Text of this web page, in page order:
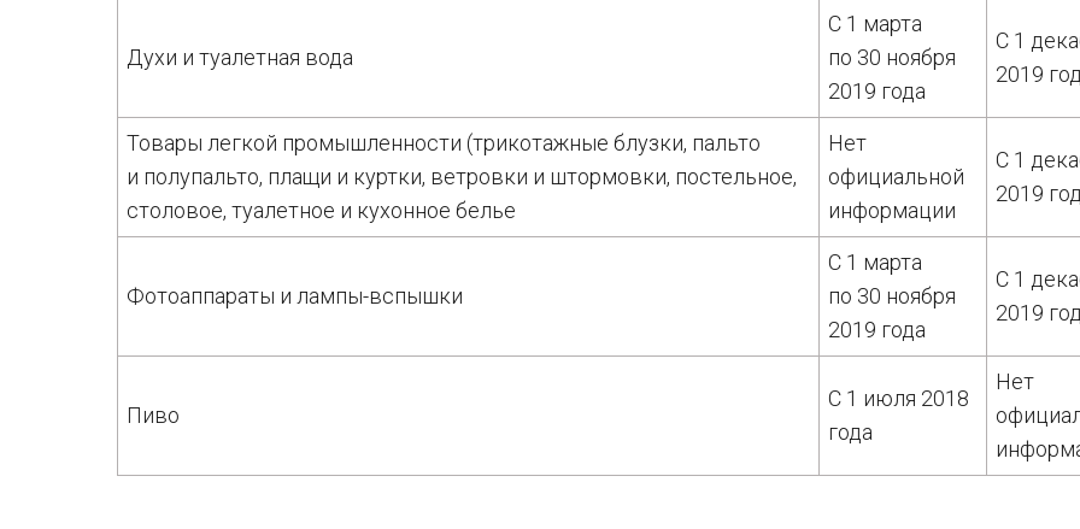
Духи и туалетная вода
С 1 марта
по 30 ноября
2019 года
С 1
2019
Товары легкой промышленности (трикотажные блузки, пальто
и полупальто, плащи и куртки, ветровки и штормовки, постельное,
столовое, туалетное и кухонное белье
Нет
официальной
информации
С 1
2019
Фотоаппараты и лампы-вспышки
С 1 марта
по 30 ноября
2019 года
С 1
2019
Пиво
С 1 июля 2018
года
Нет